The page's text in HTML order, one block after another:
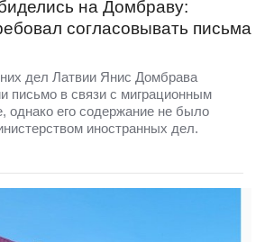
на Домбраву:
согласовывать письма
дел Латвии Янис Домбрава
письмо в связи с миграционным
однако его содержание не было
иностранных дел.